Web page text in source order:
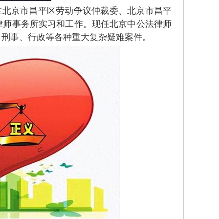
北京市昌平区劳动争议仲裁委、北京市昌平
事务所实习和工作。现任北京中公法律师
事、行政等各种重大复杂疑难案件。